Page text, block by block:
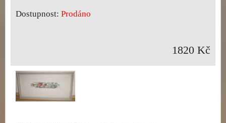
Dostupnost: Prodáno
1820 Kč